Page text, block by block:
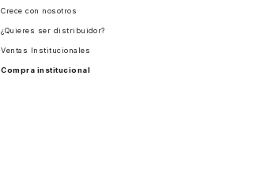
Crece con nosotros
¿Quieres ser distribuidor?
Ventas Institucionales
Compra institucional